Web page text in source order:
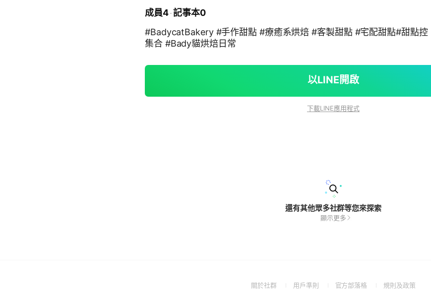
成員4 記事本0
#BadycatBakery #手作甜點 #療癒系烘焙 #客製甜點 #宅配甜點#甜點控
集合 #Bady貓烘焙日常
以LINE開啟
下載LINE應用程式
還有其他眾多社群等您來探索
顯示更多
關於社群
(Open用戶準則
(Open官方部落格
(Open規則及政策(Open